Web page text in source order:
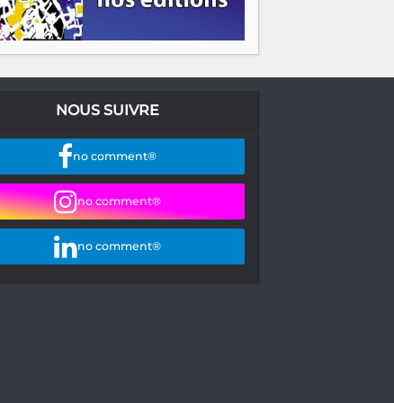
NOUS SUIVRE
no comment®
no comment®
no comment®